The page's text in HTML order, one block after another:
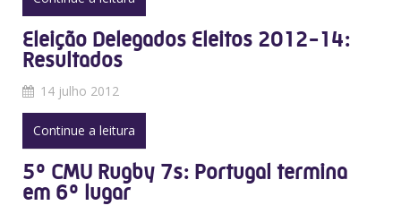
Eleição Delegados Eleitos 2012-14:
Resultados
14 julho 2012
Continue a leitura
5º CMU Rugby 7s: Portugal termina
em 6º lugar